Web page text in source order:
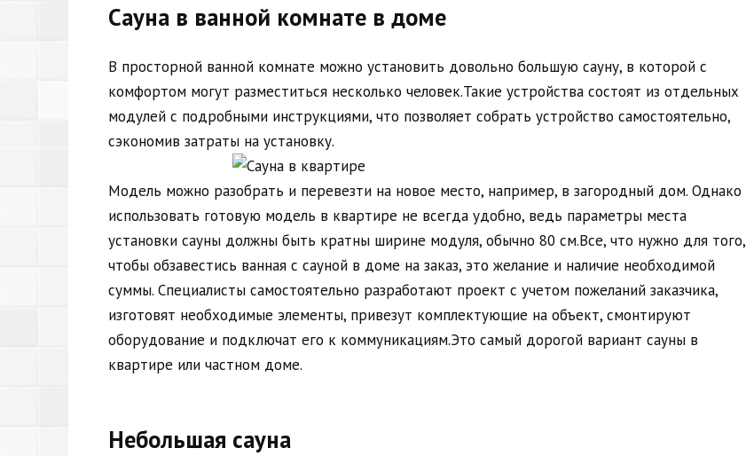
Сауна в ванной комнате в доме
В просторной ванной комнате можно установить довольно большую сауну, в которой с
комфортом могут разместиться несколько человек.Такие устройства состоят из отдельных
модулей с подробными инструкциями, что позволяет собрать устройство самостоятельно,
сэкономив затраты на установку.
Модель можно разобрать и перевезти на новое место, например, в загородный дом. Однако
использовать готовую модель в квартире не всегда удобно, ведь параметры места
установки сауны должны быть кратны ширине модуля, обычно 80 см.Все, что нужно для того,
чтобы обзавестись ванная с сауной в доме на заказ, это желание и наличие необходимой
суммы. Специалисты самостоятельно разработают проект с учетом пожеланий заказчика,
изготовят необходимые элементы, привезут комплектующие на объект, смонтируют
оборудование и подключат его к коммуникациям.Это самый дорогой вариант сауны в
квартире или частном доме.
Небольшая сауна